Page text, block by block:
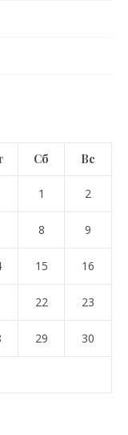
Сб Вс
1 2
8 9
15 16
22 23
29 30